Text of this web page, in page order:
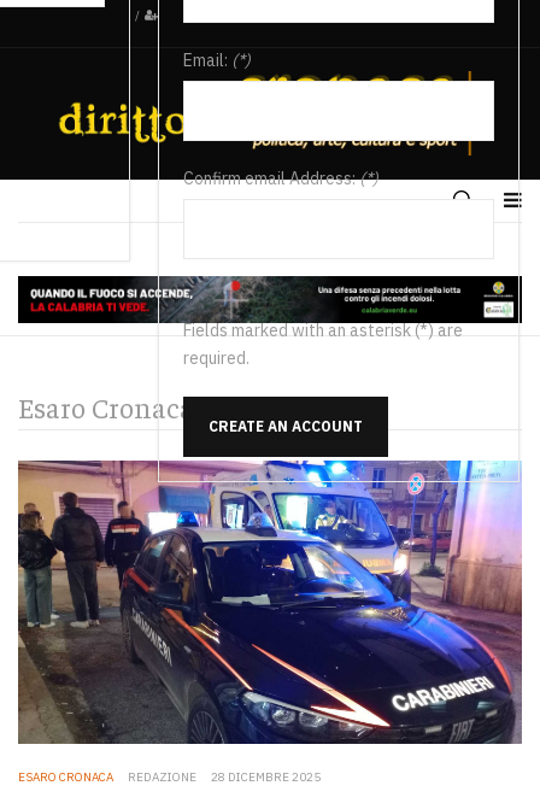
/
Email: (*)
Confirm email Address:(*)
Fields marked with an asterisk (*) are
required.
CREATE AN ACCOUNT
Esaro Cronaca
ESARO CRONACA REDAZIONE 28 DICEMBRE 2025